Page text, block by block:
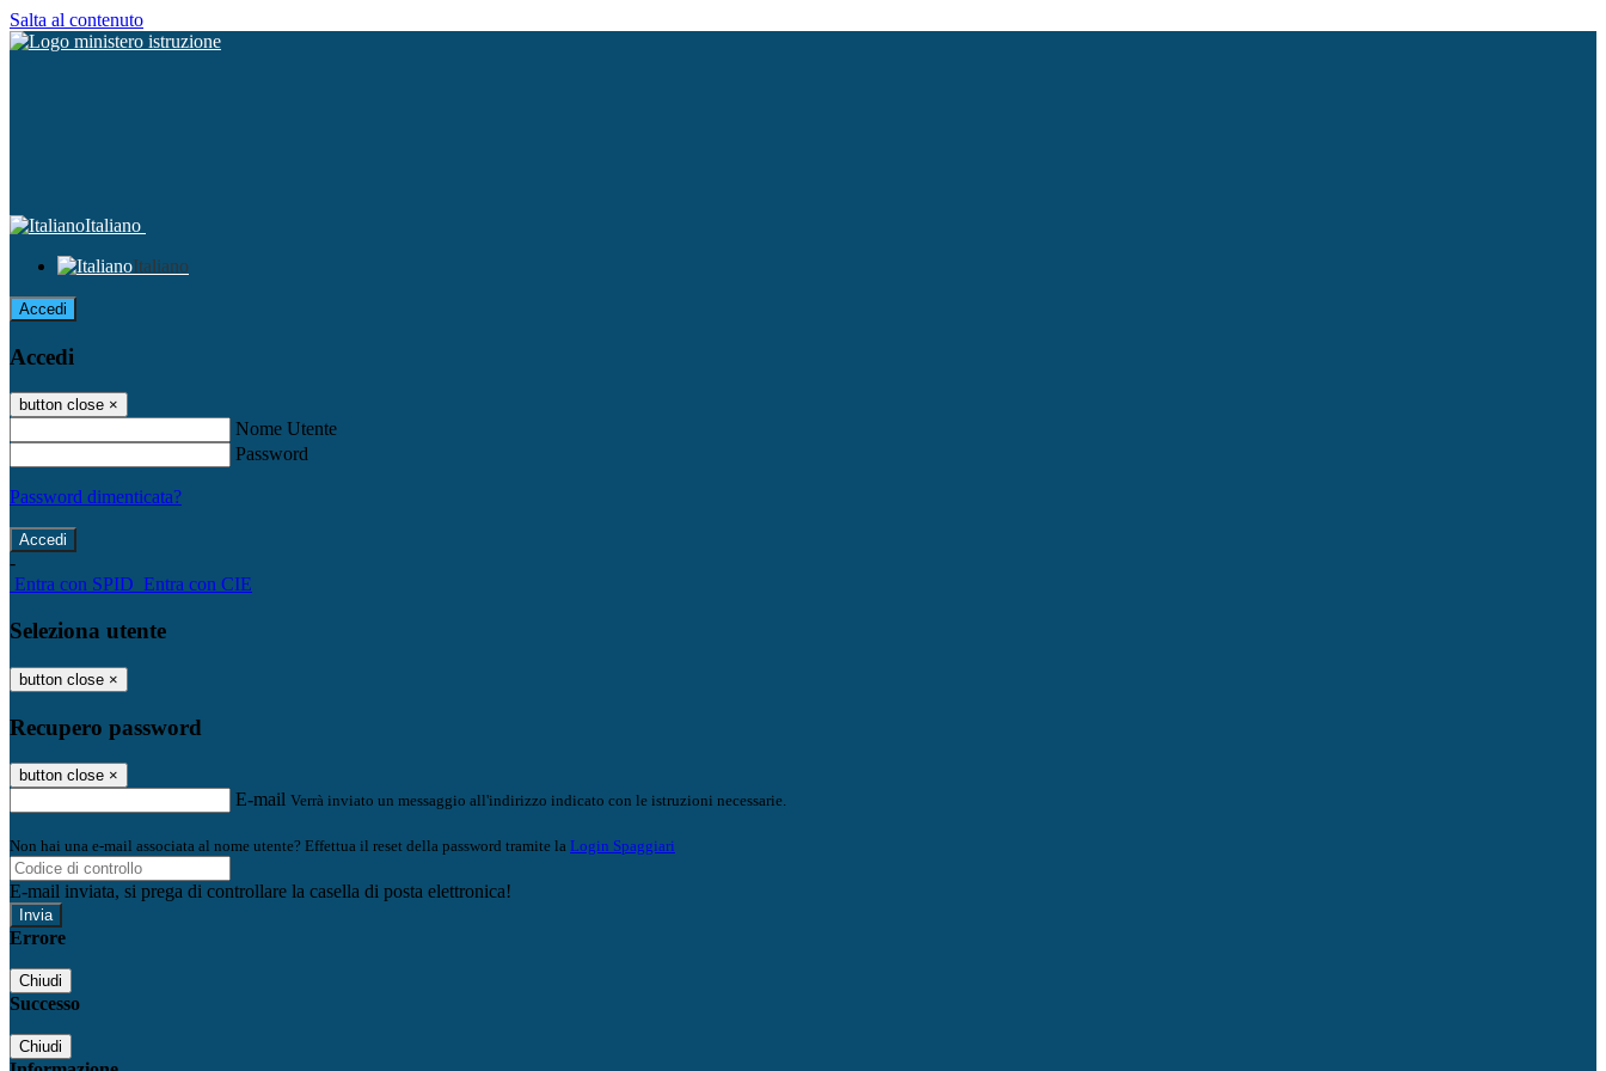
Salta al contenuto
Italiano
Italiano
Accedi
Accedi
button close ×
Nome Utente
Password
Password dimenticata?
-
Entra con SPID Entra con CIE
Seleziona utente
button close ×
Recupero password
button close ×
E-mail Verrà inviato un messaggio all'indirizzo indicato con le istruzioni necessarie.
Non hai una e-mail associata al nome utente? Effettua il reset della password tramite la Login Spaggiari
E-mail inviata, si prega di controllare la casella di posta elettronica!
Errore
Chiudi
Successo
Chiudi